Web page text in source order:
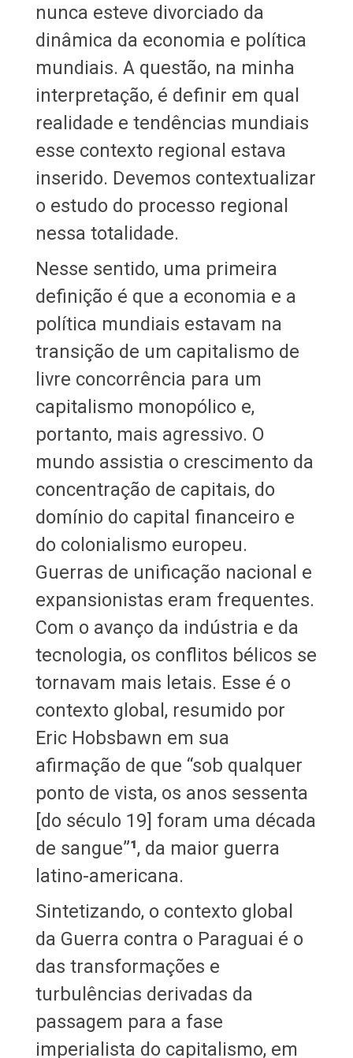
nunca esteve divorciado da
dinâmica da economia e política
mundiais. A questão, na minha
interpretação, é definir em qual
realidade e tendências mundiais
esse contexto regional estava
inserido. Devemos contextualizar
o estudo do processo regional
nessa totalidade.
Nesse sentido, uma primeira
definição é que a economia e a
política mundiais estavam na
transição de um capitalismo de
livre concorrência para um
capitalismo monopólico e,
portanto, mais agressivo. O
mundo assistia o crescimento da
concentração de capitais, do
domínio do capital financeiro e
do colonialismo europeu.
Guerras de unificação nacional e
expansionistas eram frequentes.
Com o avanço da indústria e da
tecnologia, os conflitos bélicos se
tornavam mais letais. Esse é o
contexto global, resumido por
Eric Hobsbawn em sua
afirmação de que “sob qualquer
ponto de vista, os anos sessenta
[do século 19] foram uma década
de sangue”¹, da maior guerra
latino-americana.
Sintetizando, o contexto global
da Guerra contra o Paraguai é o
das transformações e
turbulências derivadas da
passagem para a fase
imperialista do capitalismo, em